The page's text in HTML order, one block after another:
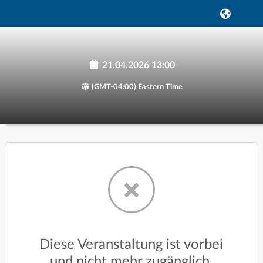
21.04.2026 13:00
(GMT-04:00) Eastern Time
Diese Veranstaltung ist vorbei